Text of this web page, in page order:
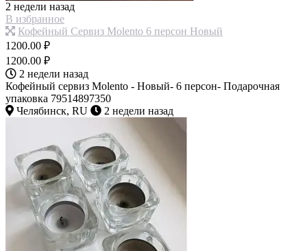
2 недели назад
В избранное
Кофейный Сервиз Molento 6 персон Новый
1200.00 ₽
1200.00 ₽
2 недели назад
Кофейный сервиз Molento - Новый- 6 персон- Подарочная
упаковка 79514897350
Челябинск, RU
2 недели назад